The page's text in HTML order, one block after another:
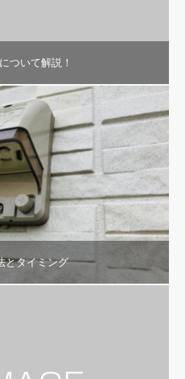
ついて解説！
とタイミング